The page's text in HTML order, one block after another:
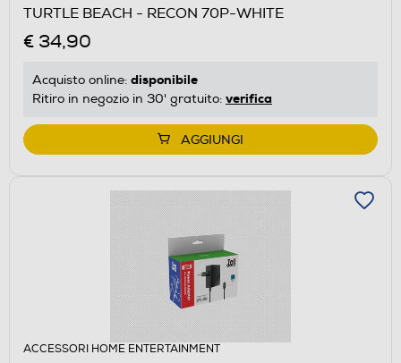
TURTLE BEACH - RECON 70P-WHITE
€ 34,90
Acquisto online: disponibile
Ritiro in negozio in 30' gratuito: verifica
AGGIUNGI
ACCESSORI HOME ENTERTAINMENT